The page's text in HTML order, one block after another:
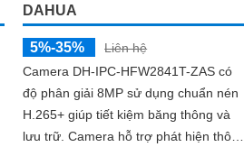
DAHUA
5%-35%
Liên hệ
Camera DH-IPC-HFW2841T-ZAS có
độ phân giải 8MP sử dụng chuẩn nén
H.265+ giúp tiết kiệm băng thông và
lưu trữ. Camera hỗ trợ phát hiện thông